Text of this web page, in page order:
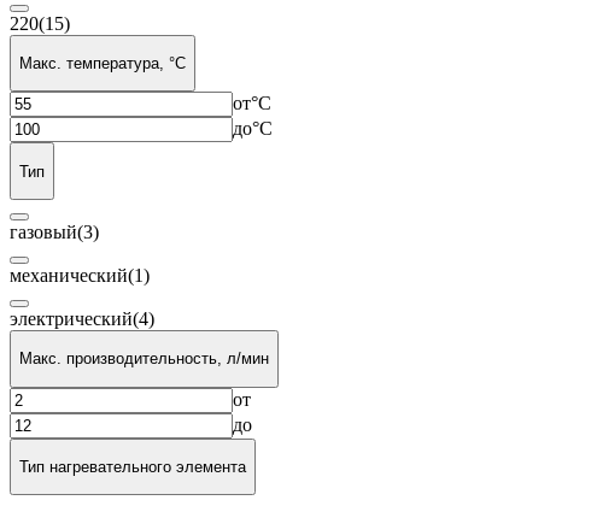
220(15)
Макс. температура, °C
от°C
до°C
Тип
газовый(3)
механический(1)
электрический(4)
Макс. производительность, л/мин
от
до
Тип нагревательного элемента